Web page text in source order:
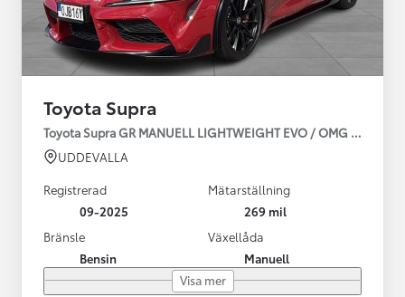
Toyota Supra
Toyota Supra GR MANUELL LIGHTWEIGHT EVO / OMG LEV!
UDDEVALLA
Registrerad
09-2025
Mätarställning
269 mil
Bränsle
Bensin
Växellåda
Manuell
Visa mer